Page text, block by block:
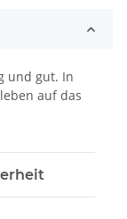
und gut. In
auf das